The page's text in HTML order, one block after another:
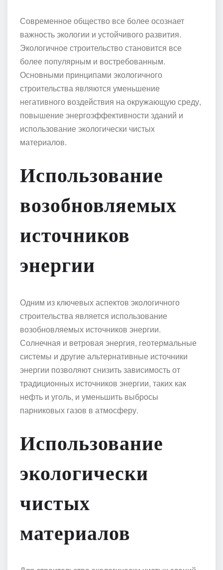
Современное общество все более осознает
важность экологии и устойчивого развития.
Экологичное строительство становится все
более популярным и востребованным.
Основными принципами экологичного
строительства являются уменьшение
негативного воздействия на окружающую среду,
повышение энергоэффективности зданий и
использование экологически чистых
материалов.
Использование
возобновляемых
источников
энергии
Одним из ключевых аспектов экологичного
строительства является использование
возобновляемых источников энергии.
Солнечная и ветровая энергия, геотермальные
системы и другие альтернативные источники
энергии позволяют снизить зависимость от
традиционных источников энергии, таких как
нефть и уголь, и уменьшить выбросы
парниковых газов в атмосферу.
Использование
экологически
чистых
материалов